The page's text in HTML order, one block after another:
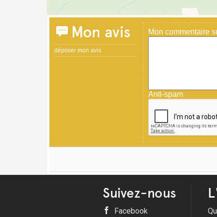
Mon avis
déposer mon avis
Mon commentaire
Anti-spam
Suivez-nous
Facebook